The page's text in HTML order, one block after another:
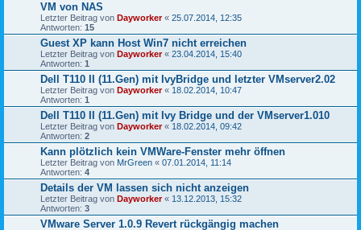
VM von NAS
Letzter Beitrag von Dayworker« 25.07.2014, 12:35
Antworten: 15
Guest XP kann Host Win7 nicht erreichen
Letzter Beitrag von Dayworker« 23.04.2014, 15:40
Antworten: 1
Dell T110 II (11.Gen) mit IvyBridge und letzter VMserver2.02
Letzter Beitrag von Dayworker« 18.02.2014, 10:47
Antworten: 1
Dell T110 II (11.Gen) mit Ivy Bridge und der VMserver1.010
Letzter Beitrag von Dayworker« 18.02.2014, 09:42
Antworten: 2
Kann plötzlich kein VMWare-Fenster mehr öffnen
Letzter Beitrag von MrGreen « 07.01.2014, 11:14
Antworten: 4
Details der VM lassen sich nicht anzeigen
Letzter Beitrag von Dayworker« 13.12.2013, 15:32
Antworten: 3
VMware Server 1.0.9 Revert rückgängig machen